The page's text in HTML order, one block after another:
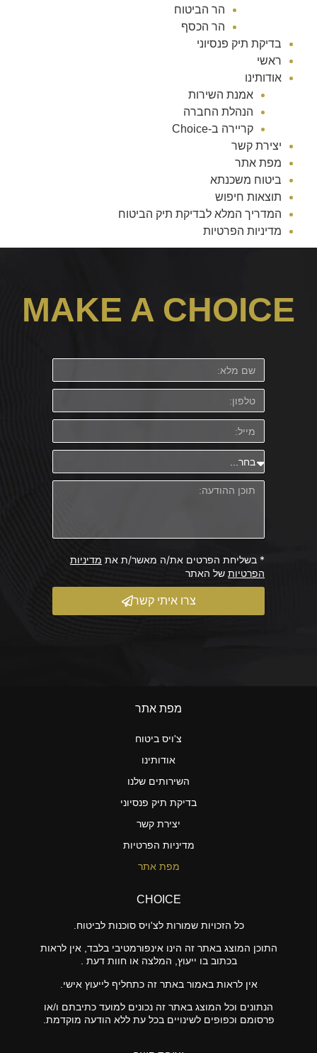
הר הביטוח
הר הכסף
בדיקת תיק פנסיוני
ראשי
אודותינו
אמנת השירות
הנהלת החברה
קריירה ב-Choice
יצירת קשר
מפת אתר
ביטוח משכנתא
תוצאות חיפוש
המדריך המלא לבדיקת תיק הביטוח
מדיניות הפרטיות
MAKE A CHOICE
* בשליחת הפרטים את/ה מאשר/ת את מדיניות
הפרטיות של האתר
צרו איתי קשר
מפת אתר
צ'ויס ביטוח
אודותינו
השירותים שלנו
בדיקת תיק פנסיוני
יצירת קשר
מדיניות הפרטיות
מפת אתר
CHOICE
כל הזכויות שמורות לצ'ויס סוכנות לביטוח.
התוכן המוצג באתר זה הינו אינפורמטיבי בלבד, אין לראות
בכתוב בו ייעוץ, המלצה או חוות דעת .
אין לראות באמור באתר זה כתחליף לייעוץ אישי.
הנתונים וכל המוצג באתר זה נכונים למועד כתיבתם ו/או
פרסומם וכפופים לשינויים בכל עת ללא הודעה מוקדמת.